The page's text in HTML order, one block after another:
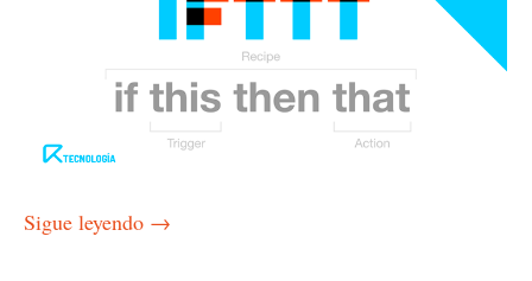
Sigue leyendo →